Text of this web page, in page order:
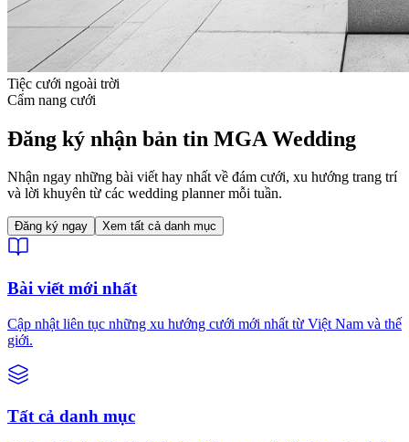
Tiệc cưới ngoài trời
Cẩm nang cưới
Đăng ký nhận bản tin MGA Wedding
Nhận ngay những bài viết hay nhất về đám cưới, xu hướng trang trí
và lời khuyên từ các wedding planner mỗi tuần.
Đăng ký ngay Xem tất cả danh mục
Bài viết mới nhất
Cập nhật liên tục những xu hướng cưới mới nhất từ Việt Nam và thế
giới.
Tất cả danh mục